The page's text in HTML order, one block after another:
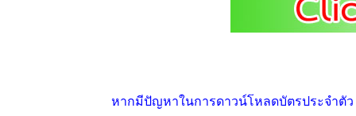
หากมีปัญหาในการดาวน์โหลดบัตรประจำตัว